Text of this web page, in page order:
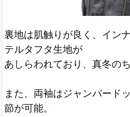
裏地は肌触りが良く、イン
テルタフタ生地が
あしらわれており、真冬の
また、両袖はジャンパード
節が可能。